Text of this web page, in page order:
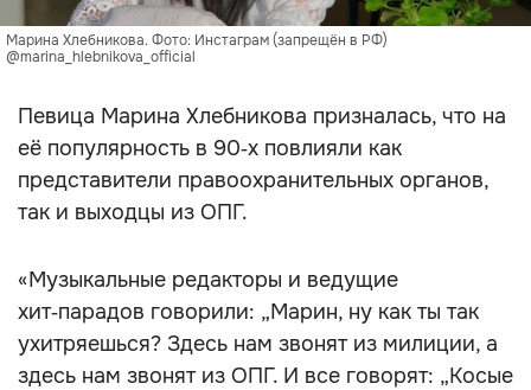
Марина Хлебникова. Фото: Инстаграм (запрещён в РФ)
@marina_hlebnikova_official
Певица Марина Хлебникова призналась, что на
её популярность в 90‑х повлияли как
представители правоохранительных органов,
так и выходцы из ОПГ.
«Музыкальные редакторы и ведущие
хит‑парадов говорили: „Марин, ну как ты так
ухитряешься? Здесь нам звонят из милиции, а
здесь нам звонят из ОПГ. И все говорят: „Косые